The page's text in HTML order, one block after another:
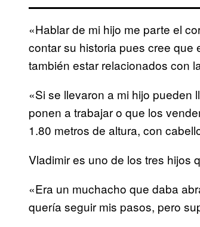
«Hablar de mi hijo me parte el
contar su historia pues cree que
también estar relacionados con
«Si se llevaron a mi hijo pueden
ponen a trabajar o que los
1.80 metros de altura, con
Vladimir es uno de los tres hijos
«Era un muchacho que daba
quería seguir mis pasos, pero